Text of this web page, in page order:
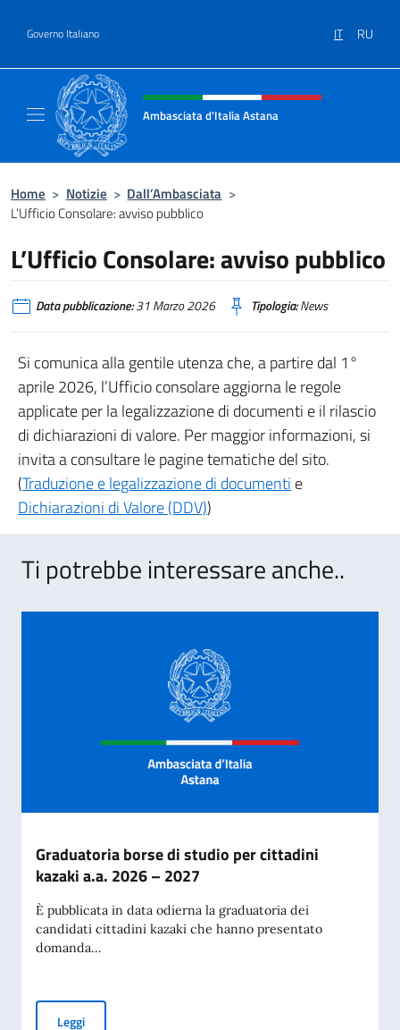
Governo Italiano IT RU
Intestazione sito, social e menù
Ambasciata d'Italia Astana
Home > Notizie > Dall’Ambasciata >
L’Ufficio Consolare: avviso pubblico
L’Ufficio Consolare: avviso pubblico
Data pubblicazione:31 Marzo 2026 Tipologia:News
Si comunica alla gentile utenza che, a partire dal 1°
aprile 2026, l’Ufficio consolare aggiorna le regole
applicate per la legalizzazione di documenti e il rilascio
di dichiarazioni di valore. Per maggior informazioni, si
invita a consultare le pagine tematiche del sito.
(Traduzione e legalizzazione di documenti e
Dichiarazioni di Valore (DDV))
Ti potrebbe interessare anche..
Graduatoria borse di studio per cittadini
kazaki a.a. 2026 – 2027
È pubblicata in data odierna la graduatoria dei
candidati cittadini kazaki che hanno presentato
domanda...
LeggiGraduatoria borse di studio per cittadini kazaki a.a. 2026 –